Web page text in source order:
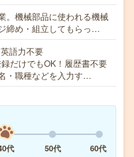
。機械部品に使われる機械
締め・組立してもらっ…
語力不要
だけでもOK！履歴書不要
・職種などを入力す…
代 50代 60代